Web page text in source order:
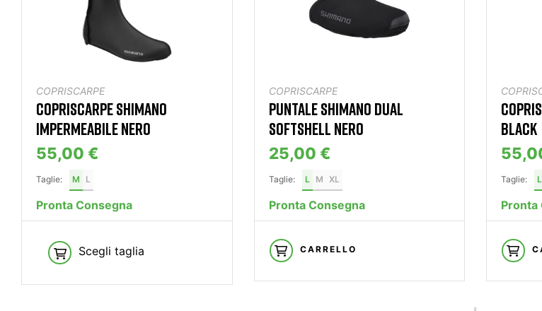
COPRISCARPE
COPRISCARPE SHIMANO
IMPERMEABILE NERO
55,00 €
Taglie: M L
Pronta Consegna
Scegli taglia
COPRISCARPE
PUNTALE SHIMANO DUAL
SOFTSHELL NERO
25,00 €
Taglie: L M XL
Pronta Consegna
CARRELLO
BLACK
Taglie: L
Pronta